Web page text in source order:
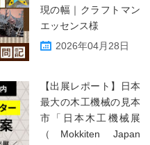
現の幅｜クラフトマン
エッセンス様
2026年04月28日
【出展レポート】日本
最大の木工機械の見本
市「日本木工機械展
（Mokkiten Japan